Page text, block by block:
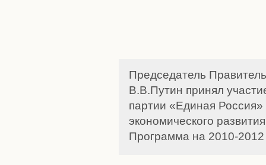
Председатель
В.В.Путин принял
партии «Единая
экономического
Программа на 2010-